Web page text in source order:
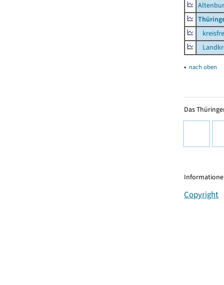
▴ nach oben
Das
Copyright